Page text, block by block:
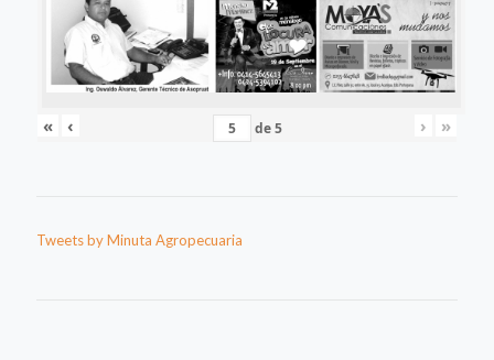
« ‹ de5 › »
Tweets by Minuta Agropecuaria